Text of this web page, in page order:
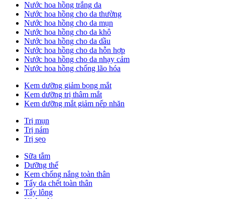
Nước hoa hồng trắng da
Nước hoa hồng cho da thường
Nước hoa hồng cho da mụn
Nước hoa hồng cho da khô
Nước hoa hồng cho da dầu
Nước hoa hồng cho da hỗn hợp
Nước hoa hồng cho da nhạy cảm
Nước hoa hồng chống lão hóa
Kem dưỡng giảm bọng mắt
Kem dưỡng trị thâm mắt
Kem dưỡng mắt giảm nếp nhăn
Trị mụn
Trị nám
Trị sẹo
Sữa tắm
Dưỡng thể
Kem chống nắng toàn thân
Tẩy da chết toàn thân
Tẩy lông